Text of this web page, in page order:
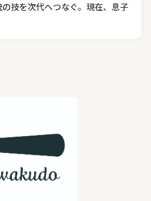
技を次代へつなぐ。現在、息子